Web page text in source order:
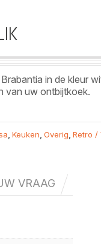
in de kleur
van uw ontbijtkoek.
, Keuken, Overig, Retro /
VRAAG